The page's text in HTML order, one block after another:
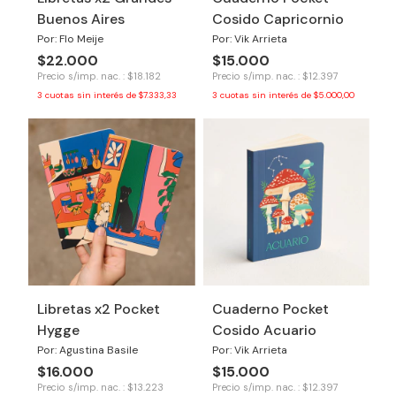
Buenos Aires
Por: Flo Meije
$22.000
Precio s/imp. nac. : $18.182
3 cuotas sin interés de $7.333,33
Cosido Capricornio
Por: Vik Arrieta
$15.000
Precio s/imp. nac. : $12.397
3 cuotas sin interés de $5.000,00
Libretas x2 Pocket
Hygge
Por: Agustina Basile
$16.000
Precio s/imp. nac. : $13.223
Cuaderno Pocket
Cosido Acuario
Por: Vik Arrieta
$15.000
Precio s/imp. nac. : $12.397